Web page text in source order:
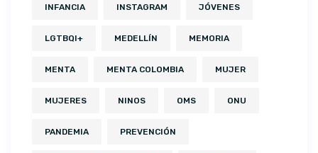
INFANCIA INSTAGRAM JÓVENES
LGTBQI+ MEDELLÍN MEMORIA
MENTA MENTA COLOMBIA MUJER
MUJERES NINOS OMS ONU
PANDEMIA PREVENCIÓN